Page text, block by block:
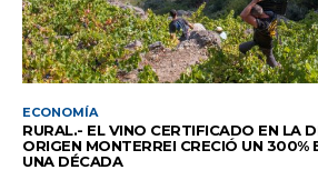
ECONOMÍA
RURAL.- EL VINO CERTIFICADO EN LA
ORIGEN MONTERREI CRECIÓ UN 300%
UNA DÉCADA